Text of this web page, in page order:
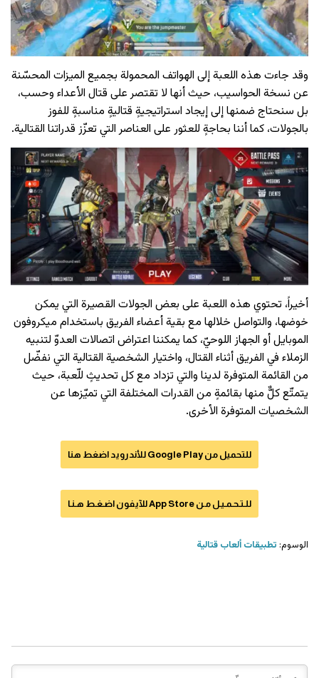
وقد جاءت هذه اللعبة إلى الهواتف المحمولة بجميع الميزات المحسّنة
عن نسخة الحواسيب، حيث أنها لا تقتصر على قتال الأعداء وحسب،
بل سنحتاج ضمنها إلى إيجاد استراتيجيةٍ قتاليةٍ مناسبةٍ للفوز
بالجولات، كما أننا بحاجةٍ للعثور على العناصر التي تعزّز قدراتنا القتالية.
أخيراً، تحتوي هذه اللعبة على بعض الجولات القصيرة التي يمكن
خوضها، والتواصل خلالها مع بقية أعضاء الفريق باستخدام ميكروفون
الموبايل أو الجهاز اللوحيّ، كما يمكننا اعتراض اتصالات العدوّ لتنبيه
الزملاء في الفريق أثناء القتال، واختيار الشخصية القتالية التي نفضّل
من القائمة المتوفرة لدينا والتي تزداد مع كل تحديثٍ للّعبة، حيث
يتمتّع كلٌّ منها بقائمةٍ من القدرات المختلفة التي تميّزها عن
الشخصيات المتوفرة الأخرى.
للتحميل من Google Play للأندرويد اضغط هنا
للـتـحـمـيـل مـن App Store للآيفون اضـغـط هـنـا
الوسوم: تطبيقات ألعاب قتالية